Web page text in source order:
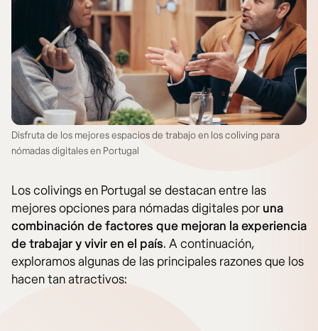
Disfruta de los mejores espacios de trabajo en los coliving para
nómadas digitales en Portugal
Los colivings en Portugal se destacan entre las
mejores opciones para nómadas digitales por una
combinación de factores que mejoran la experiencia
de trabajar y vivir en el país. A continuación,
exploramos algunas de las principales razones que los
hacen tan atractivos: